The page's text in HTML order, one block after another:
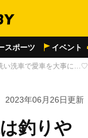
スポーツ イベント
い洗車で愛車を大事に…♡
2023年06月26日更新
釣りや